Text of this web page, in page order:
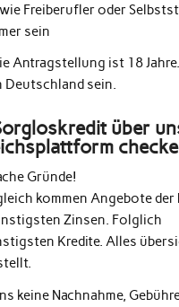
Freiberufler oder
sein
Antragstellung ist 18
sein.
über
Gründe!
kommen Angebote der
Zinsen. Folglich
Kredite. Alles
keine Nachnahme,